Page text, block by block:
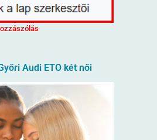
Audi ETO két női